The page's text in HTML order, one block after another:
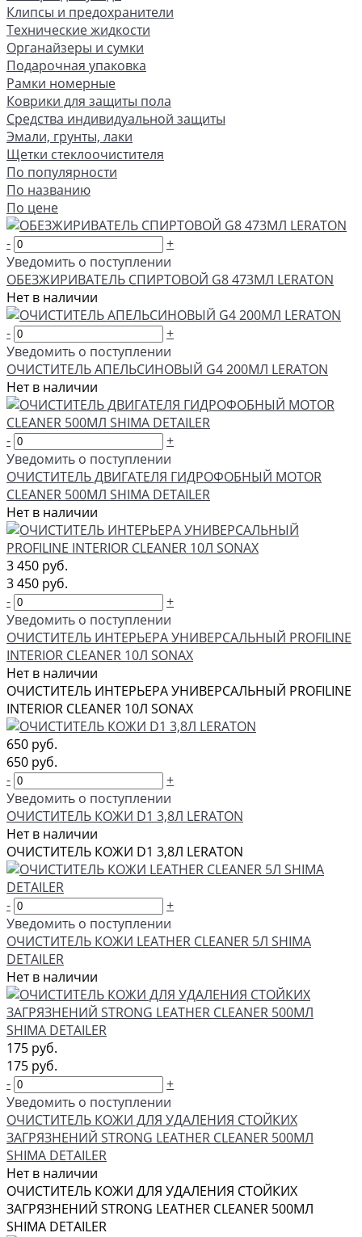
Клипсы и предохранители
Технические жидкости
Органайзеры и сумки
Подарочная упаковка
Рамки номерные
Коврики для защиты пола
Средства индивидуальной защиты
Эмали, грунты, лаки
Щетки стеклоочистителя
По популярности
По названию
По цене
-
+
Уведомить о поступлении
ОБЕЗЖИРИВАТЕЛЬ СПИРТОВОЙ G8 473МЛ LERATON
Нет в наличии
-
+
Уведомить о поступлении
ОЧИСТИТЕЛЬ АПЕЛЬСИНОВЫЙ G4 200МЛ LERATON
Нет в наличии
-
+
Уведомить о поступлении
ОЧИСТИТЕЛЬ ДВИГАТЕЛЯ ГИДРОФОБНЫЙ MOTOR
CLEANER 500МЛ SHIMA DETAILER
Нет в наличии
3 450 руб.
3 450 руб.
-
+
Уведомить о поступлении
ОЧИСТИТЕЛЬ ИНТЕРЬЕРА УНИВЕРСАЛЬНЫЙ PROFILINE
INTERIOR CLEANER 10Л SONAX
Нет в наличии
ОЧИСТИТЕЛЬ ИНТЕРЬЕРА УНИВЕРСАЛЬНЫЙ PROFILINE
INTERIOR CLEANER 10Л SONAX
650 руб.
650 руб.
-
+
Уведомить о поступлении
ОЧИСТИТЕЛЬ КОЖИ D1 3,8Л LERATON
Нет в наличии
ОЧИСТИТЕЛЬ КОЖИ D1 3,8Л LERATON
-
+
Уведомить о поступлении
ОЧИСТИТЕЛЬ КОЖИ LEATHER CLEANER 5Л SHIMA
DETAILER
Нет в наличии
175 руб.
175 руб.
-
+
Уведомить о поступлении
ОЧИСТИТЕЛЬ КОЖИ ДЛЯ УДАЛЕНИЯ СТОЙКИХ
ЗАГРЯЗНЕНИЙ STRONG LEATHER CLEANER 500МЛ
SHIMA DETAILER
Нет в наличии
ОЧИСТИТЕЛЬ КОЖИ ДЛЯ УДАЛЕНИЯ СТОЙКИХ
ЗАГРЯЗНЕНИЙ STRONG LEATHER CLEANER 500МЛ
SHIMA DETAILER